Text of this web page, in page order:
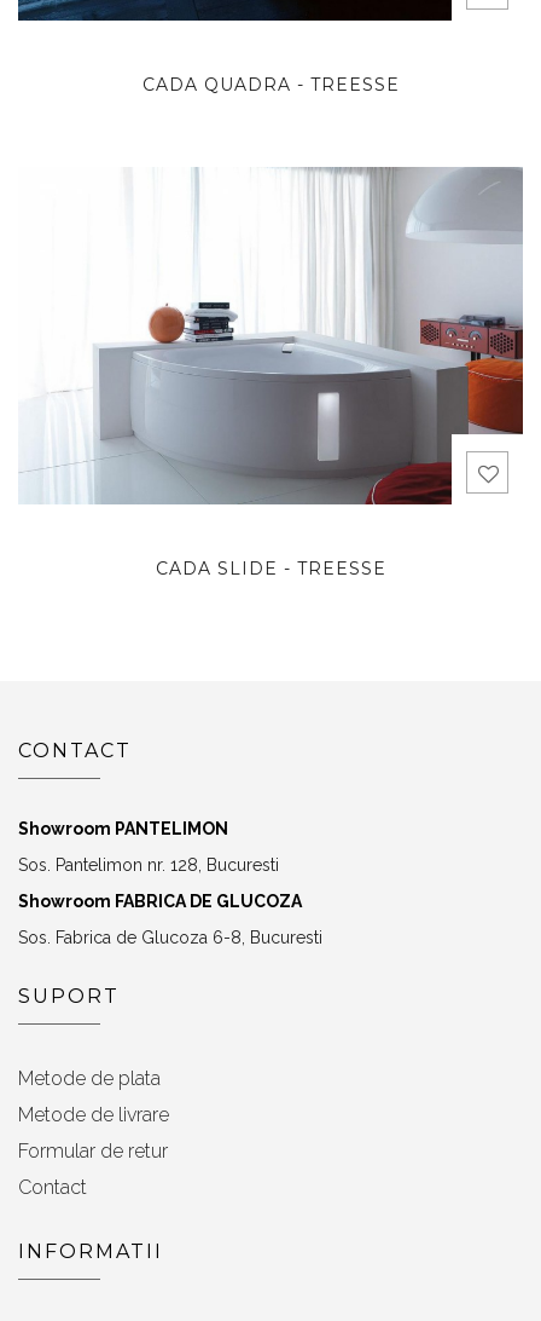
CADA QUADRA - TREESSE
CADA SLIDE - TREESSE
CONTACT
Showroom PANTELIMON
Sos. Pantelimon nr. 128, Bucuresti
Showroom FABRICA DE GLUCOZA
Sos. Fabrica de Glucoza 6-8, Bucuresti
SUPORT
Metode de plata
Metode de livrare
Formular de retur
Contact
INFORMATII